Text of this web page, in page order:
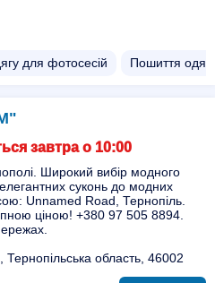
для фотосесій Пошиття
завтра о 10:00
Широкий вибір модного
суконь до модних
Unnamed Road, Тернопіль.
ціною! +380 97 505 8894.
область, 46002